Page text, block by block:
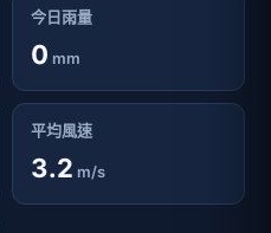
今日雨量
0 mm
平均風速
3.2 m/s